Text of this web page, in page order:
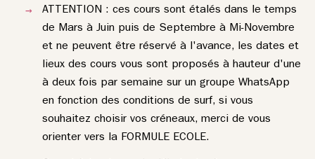
ATTENTION : ces cours sont étalés dans le temps
de Mars à Juin puis de Septembre à Mi-Novembre
et ne peuvent être réservé à l'avance, les dates et
lieux des cours vous sont proposés à hauteur d'une
à deux fois par semaine sur un groupe WhatsApp
en fonction des conditions de surf, si vous
souhaitez choisir vos créneaux, merci de vous
orienter vers la FORMULE ECOLE.